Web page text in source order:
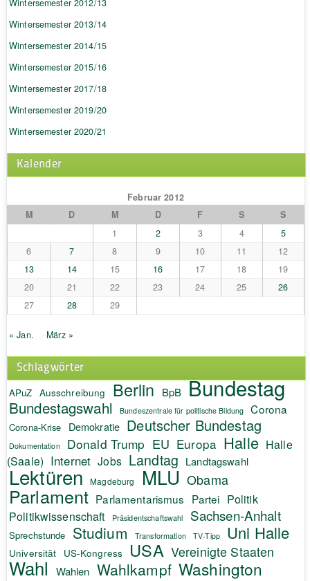
Wintersemester 2012/13
Wintersemester 2013/14
Wintersemester 2014/15
Wintersemester 2015/16
Wintersemester 2017/18
Wintersemester 2019/20
Wintersemester 2020/21
Kalender
Februar 2012
M
D M D F S
S
1
2 3 4
5
6
7 8 9 10 11
12
13
14 15 16 17 18
19
20
21 22 23 24 25
26
27
28 29
« Jan. März »
Schlagwörter
APuZ Ausschreibung Berlin BpB Bundestag
Bundestagswahl Bundeszentrale für politische Bildung Corona
Corona-Krise Demokratie Deutscher Bundestag
Dokumentation Donald Trump EU Europa Halle Halle
(Saale) Internet Jobs Landtag Landtagswahl
Lektüren Magdeburg MLU Obama
Parlament Parlamentarismus Partei Politik
Politikwissenschaft Präsidentschaftswahl Sachsen-Anhalt
Sprechstunde Studium Transformation TV-Tipp Uni Halle
Universität US-Kongress USA Vereinigte Staaten
Wahl Wahlen Wahlkampf Washington